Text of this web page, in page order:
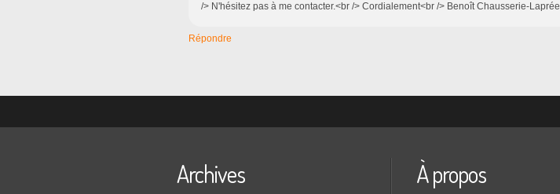
/> N'hésitez pas à me contacter.<br /> Cordialement<br /> Benoît Chausserie-Laprée
Répondre
Archives À propos